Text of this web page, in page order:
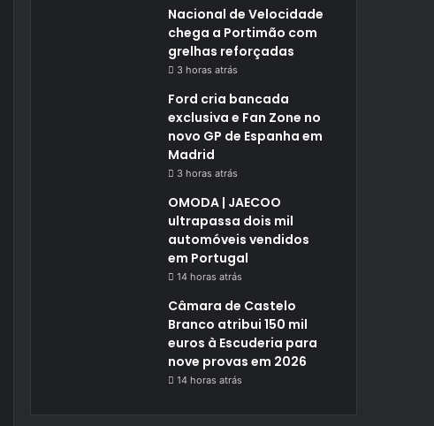
Nacional de Velocidade
chega a Portimão com
grelhas reforçadas
3 horas atrás
Ford cria bancada
exclusiva e Fan Zone no
novo GP de Espanha em
Madrid
3 horas atrás
OMODA | JAECOO
ultrapassa dois mil
automóveis vendidos
em Portugal
14 horas atrás
Câmara de Castelo
Branco atribui 150 mil
euros à Escuderia para
nove provas em 2026
14 horas atrás